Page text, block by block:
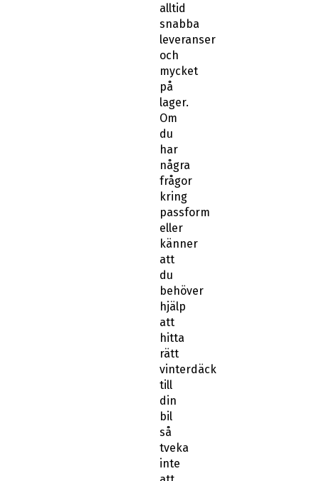
alltid
snabba
leveranser
och
mycket
på
lager.
Om
du
har
några
frågor
kring
passform
eller
känner
att
du
behöver
hjälp
att
hitta
rätt
vinterdäck
till
din
bil
så
tveka
inte